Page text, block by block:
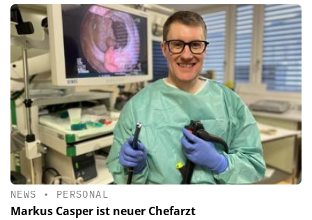
NEWS • PERSONAL
Markus Casper ist neuer Chefarzt